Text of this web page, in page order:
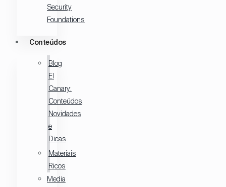
Security
Foundations
Conteúdos
Blog
El
Canary:
Conteúdos,
Novidades
e
Dicas
Materiais
Ricos
Media